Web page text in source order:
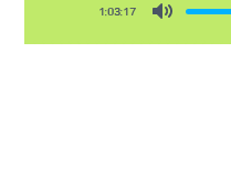
1:03:17